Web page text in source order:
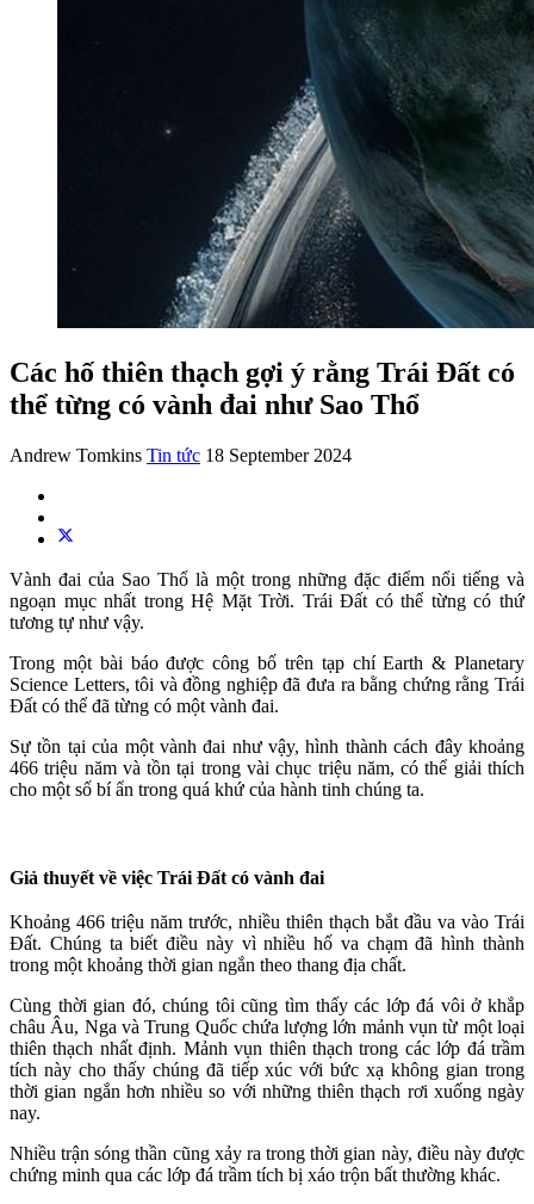
Các hố thiên thạch gợi ý rằng Trái Đất có
thể từng có vành đai như Sao Thổ
Andrew Tomkins Tin tức 18 September 2024
Vành đai của Sao Thổ là một trong những đặc điểm nổi tiếng và
ngoạn mục nhất trong Hệ Mặt Trời. Trái Đất có thể từng có thứ
tương tự như vậy.
Trong một bài báo được công bố trên tạp chí Earth & Planetary
Science Letters, tôi và đồng nghiệp đã đưa ra bằng chứng rằng Trái
Đất có thể đã từng có một vành đai.
Sự tồn tại của một vành đai như vậy, hình thành cách đây khoảng
466 triệu năm và tồn tại trong vài chục triệu năm, có thể giải thích
cho một số bí ẩn trong quá khứ của hành tinh chúng ta.
Giả thuyết về việc Trái Đất có vành đai
Khoảng 466 triệu năm trước, nhiều thiên thạch bắt đầu va vào Trái
Đất. Chúng ta biết điều này vì nhiều hố va chạm đã hình thành
trong một khoảng thời gian ngắn theo thang địa chất.
Cùng thời gian đó, chúng tôi cũng tìm thấy các lớp đá vôi ở khắp
châu Âu, Nga và Trung Quốc chứa lượng lớn mảnh vụn từ một loại
thiên thạch nhất định. Mảnh vụn thiên thạch trong các lớp đá trầm
tích này cho thấy chúng đã tiếp xúc với bức xạ không gian trong
thời gian ngắn hơn nhiều so với những thiên thạch rơi xuống ngày
nay.
Nhiều trận sóng thần cũng xảy ra trong thời gian này, điều này được
chứng minh qua các lớp đá trầm tích bị xáo trộn bất thường khác.